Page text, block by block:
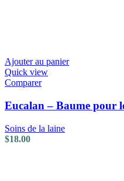
Ajouter au panier
Quick view
Comparer
Eucalan – Baume pour
Soins de la laine
$18.00